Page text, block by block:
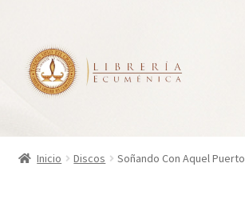
la
navegación
contenido
Inicio
Inicio Discos Soñando Con Aquel Puerto